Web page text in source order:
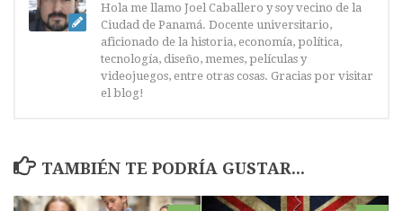
Hola me llamo Joel Caballero y soy vecino de la
Ciudad de Panamá. Docente universitario,
aficionado de la historia, economía, política,
tecnología, diseño, memes, películas y
videojuegos, entre otras cosas. Gracias por visitar
el blog!
TAMBIÉN TE PODRÍA GUSTAR...